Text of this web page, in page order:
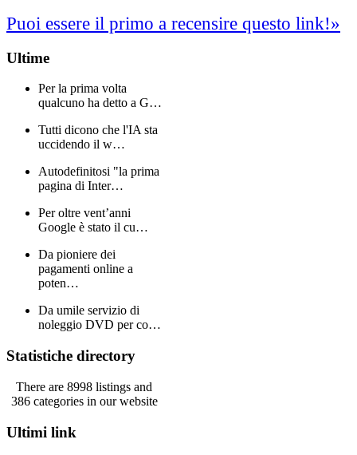
Puoi essere il primo a recensire questo link!»
Ultime
Per la prima volta
qualcuno ha detto a G…
Tutti dicono che l'IA sta
uccidendo il w…
Autodefinitosi "la prima
pagina di Inter…
Per oltre vent’anni
Google è stato il cu…
Da pioniere dei
pagamenti online a
poten…
Da umile servizio di
noleggio DVD per co…
Statistiche directory
There are 8998 listings and
386 categories in our website
Ultimi link